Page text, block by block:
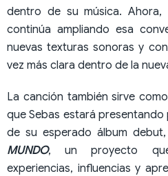
dentro de su música. Ahora,
continúa ampliando esa
nuevas texturas sonoras y
vez más clara dentro de la
La canción también sirve
que Sebas estará
de su esperado álbum debut,
MUNDO, un proyecto
experiencias, influencias y